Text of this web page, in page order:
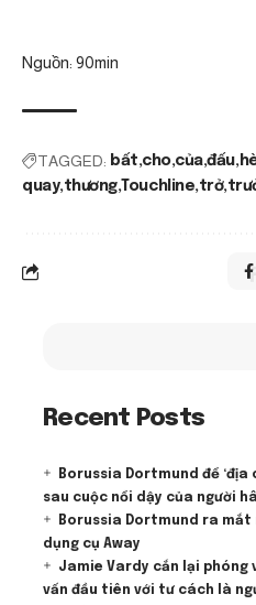
Nguồn: 90min
TAGGED: bất cho của đấu
quay thương Touchline trở
Recent Posts
Borussia Dortmund để ‘địa
sau cuộc nổi dậy của người
Borussia Dortmund ra mắt
dụng cụ Away
Jamie Vardy cắn lại phóng
vấn đầu tiên với tư cách là